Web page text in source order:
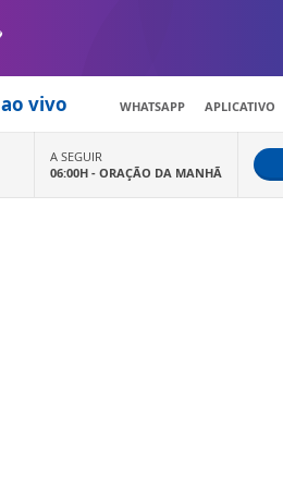
ao vivo WHATSAPP APLICATIVO
A SEGUIR
06:00H - ORAÇÃO DA MANHÃ